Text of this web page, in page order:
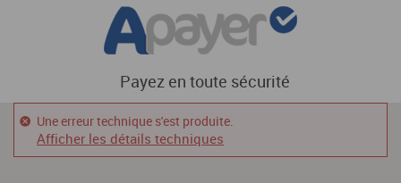
Payez en toute sécurité
Une erreur technique s'est produite.
Afficher les détails techniques